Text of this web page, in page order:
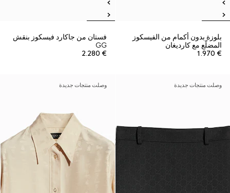
بلوزة بدون أكمام من الفيسكوز
المضلّع مع كارديغان
€ 1.970
فستان من جاكارد فيسكوز بنقش
GG
€ 2.280
وصلت منتجات جديدة وصلت منتجات جديدة